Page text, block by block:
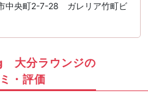
中央町2-7-28 ガレリア竹町ビ
大分ラウンジの
・評価